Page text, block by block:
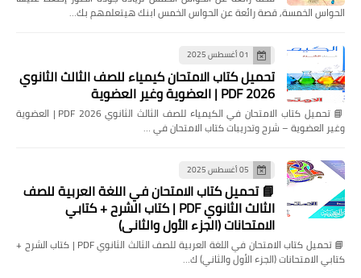
الحواس الخمسة, قصة رائعة عن الحواس الخمس ابنك هيتعلمهم بك…
01 أغسطس 2025
تحميل كتاب الامتحان كيمياء للصف الثالث الثانوي
2026 PDF | العضوية وغير العضوية
📘 تحميل كتاب الامتحان في الكيمياء للصف الثالث الثانوي 2026 PDF | العضوية
وغير العضوية – شرح وتدريبات كتاب الامتحان في …
05 أغسطس 2025
📘 تحميل كتاب الامتحان في اللغة العربية للصف
الثالث الثانوي PDF | كتاب الشرح + كتابي
الامتحانات (الجزء الأول والثاني)
📘 تحميل كتاب الامتحان في اللغة العربية للصف الثالث الثانوي PDF | كتاب الشرح +
كتابي الامتحانات (الجزء الأول والثاني) ك…